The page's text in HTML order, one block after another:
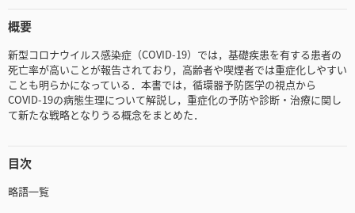
概要
新型コロナウイルス感染症（COVID-19）では，基礎疾患を有する患者の
死亡率が高いことが報告されており，高齢者や喫煙者では重症化しやすい
ことも明らかになっている．本書では，循環器予防医学の視点から
COVID-19の病態生理について解説し，重症化の予防や診断・治療に関し
て新たな戦略となりうる概念をまとめた．
目次
略語一覧